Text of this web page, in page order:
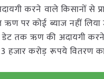
करने वाले किसानों से
पर कोई ब्याज नहीं लिया
डेट तक ऋण की अदायगी
हजार करोड़ रूपये वितरण